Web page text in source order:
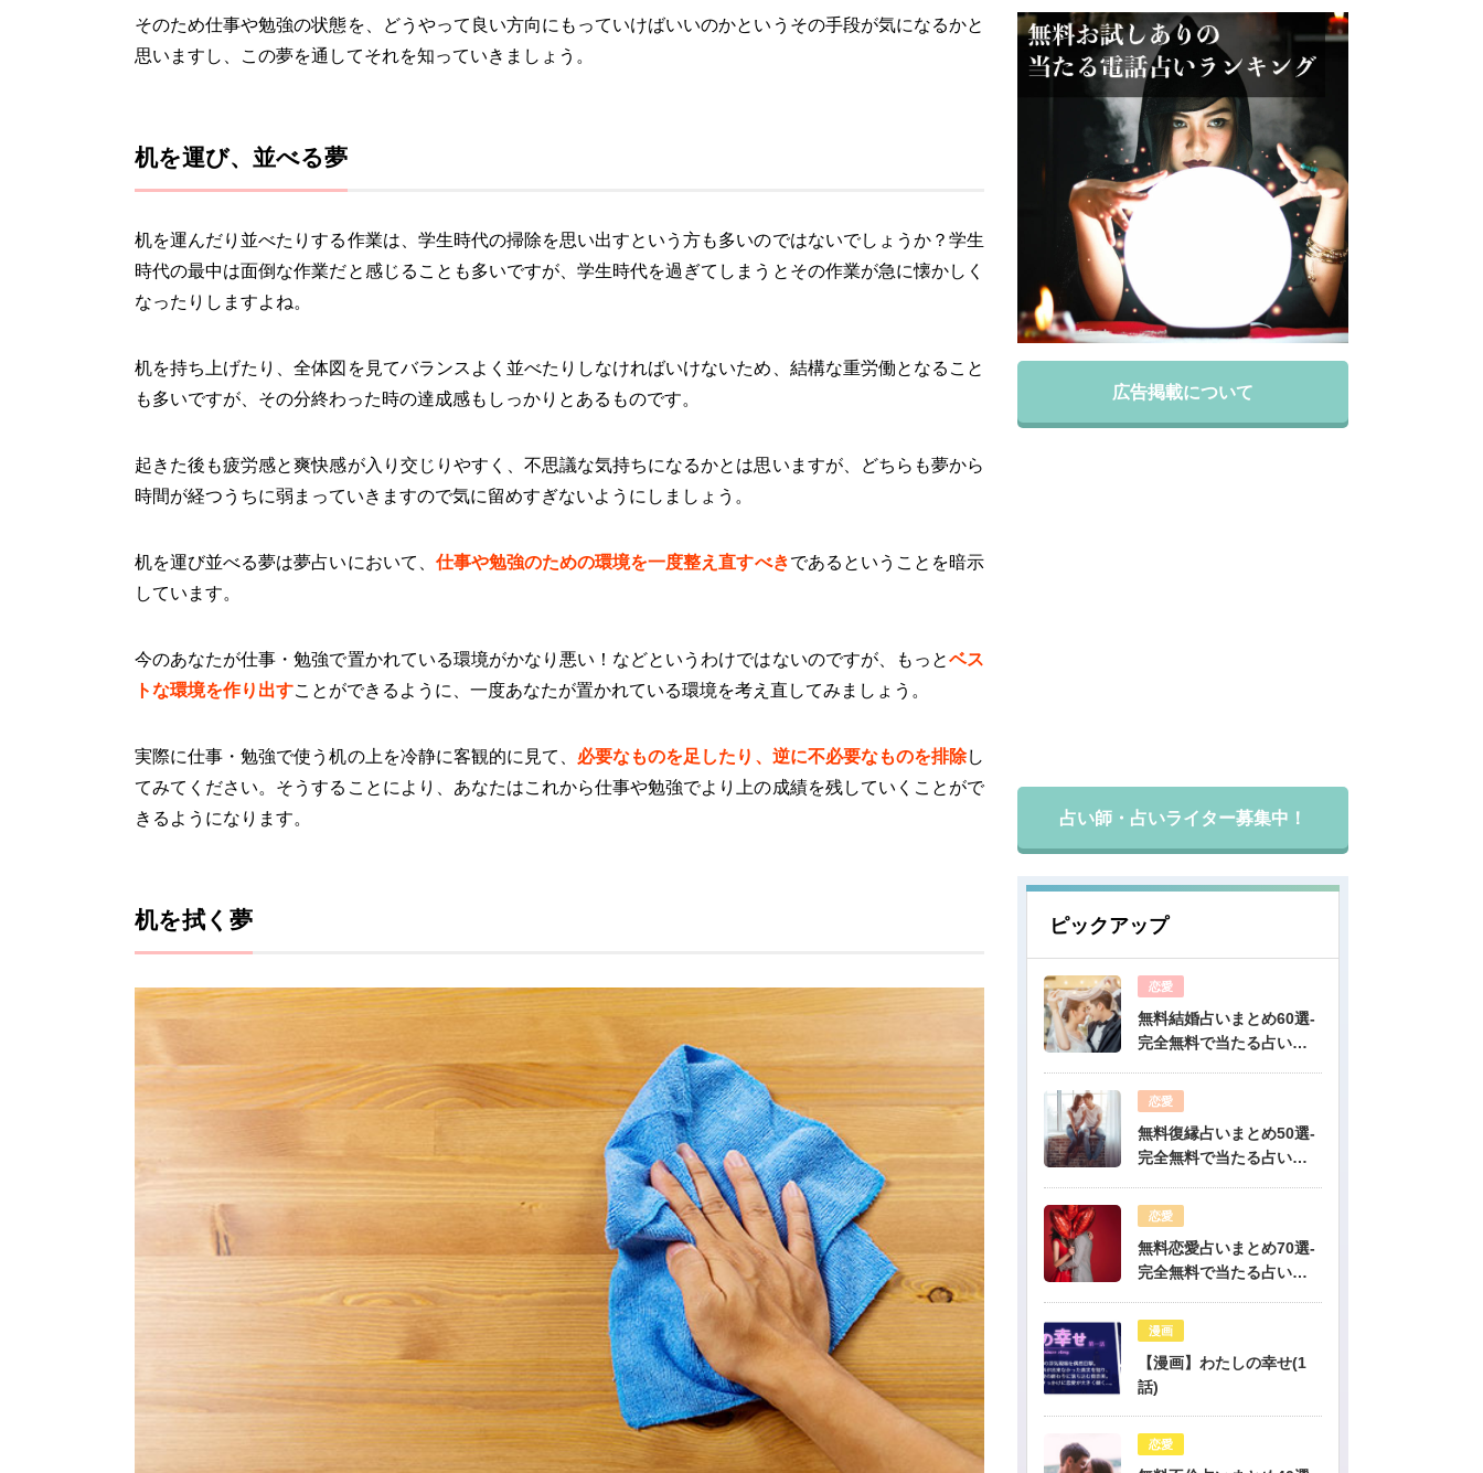
そのため仕事や勉強の状態を、どうやって良い方向にもっていけばいいのかというその手段が気になるかと
思いますし、この夢を通してそれを知っていきましょう。
机を運び、並べる夢
机を運んだり並べたりする作業は、学生時代の掃除を思い出すという方も多いのではないでしょうか？学生
時代の最中は面倒な作業だと感じることも多いですが、学生時代を過ぎてしまうとその作業が急に懐かしく
なったりしますよね。
机を持ち上げたり、全体図を見てバランスよく並べたりしなければいけないため、結構な重労働となること
も多いですが、その分終わった時の達成感もしっかりとあるものです。
起きた後も疲労感と爽快感が入り交じりやすく、不思議な気持ちになるかとは思いますが、どちらも夢から
時間が経つうちに弱まっていきますので気に留めすぎないようにしましょう。
机を運び並べる夢は夢占いにおいて、 仕事や勉強のための環境を一度整え直すべきであるということを暗示
しています。
今のあなたが仕事・勉強で置かれている環境がかなり悪い！などというわけではないのですが、もっとベス
トな環境を作り出すことができるように、一度あなたが置かれている環境を考え直してみましょう。
実際に仕事・勉強で使う机の上を冷静に客観的に見て、 必要なものを足したり、逆に不必要なものを排除し
てみてください。そうすることにより、あなたはこれから仕事や勉強でより上の成績を残していくことがで
きるようになります。
机を拭く夢
広告掲載について
占い師・占いライター募集中！
ピックアップ
恋愛
無料結婚占いまとめ60選-
完全無料で当たる占いだ
恋愛
無料復縁占いまとめ50選-
完全無料で当たる占いだ
恋愛
無料恋愛占いまとめ70選-
完全無料で当たる占いだ
漫画
【漫画】わたしの幸せ(1
話)
恋愛